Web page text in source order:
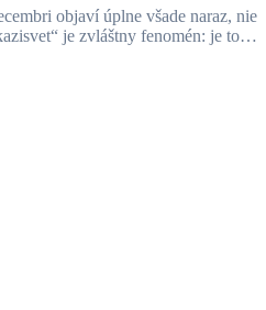
objaví úplne všade naraz, nie
je zvláštny fenomén: je to…